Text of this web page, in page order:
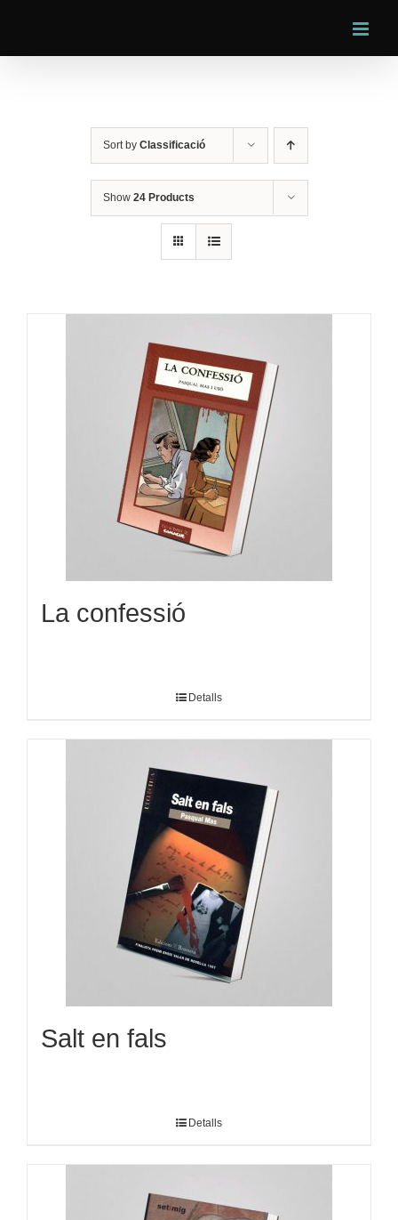
Sort by Classificació
Show 24 Products
La confessió
Detalls
Salt en fals
Detalls